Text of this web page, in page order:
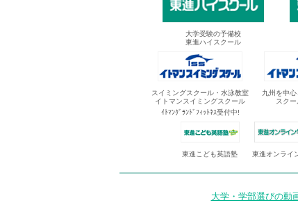
大学受験の予備校
東進ハイスクール
スイミングスクール・水泳教室
イトマンスイミングスクール
ｲﾄﾏﾝｸﾞﾗﾝﾄﾞﾌｨｯﾄﾈｽ受付中!
九州を中
スク
東進こども英語塾 東進オンライ
大学・学部選びの動